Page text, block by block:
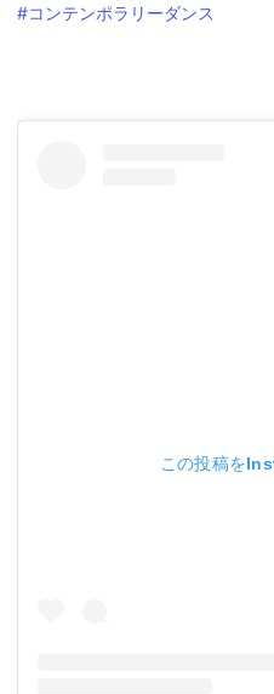
#コンテンポラリーダンス
この投稿を